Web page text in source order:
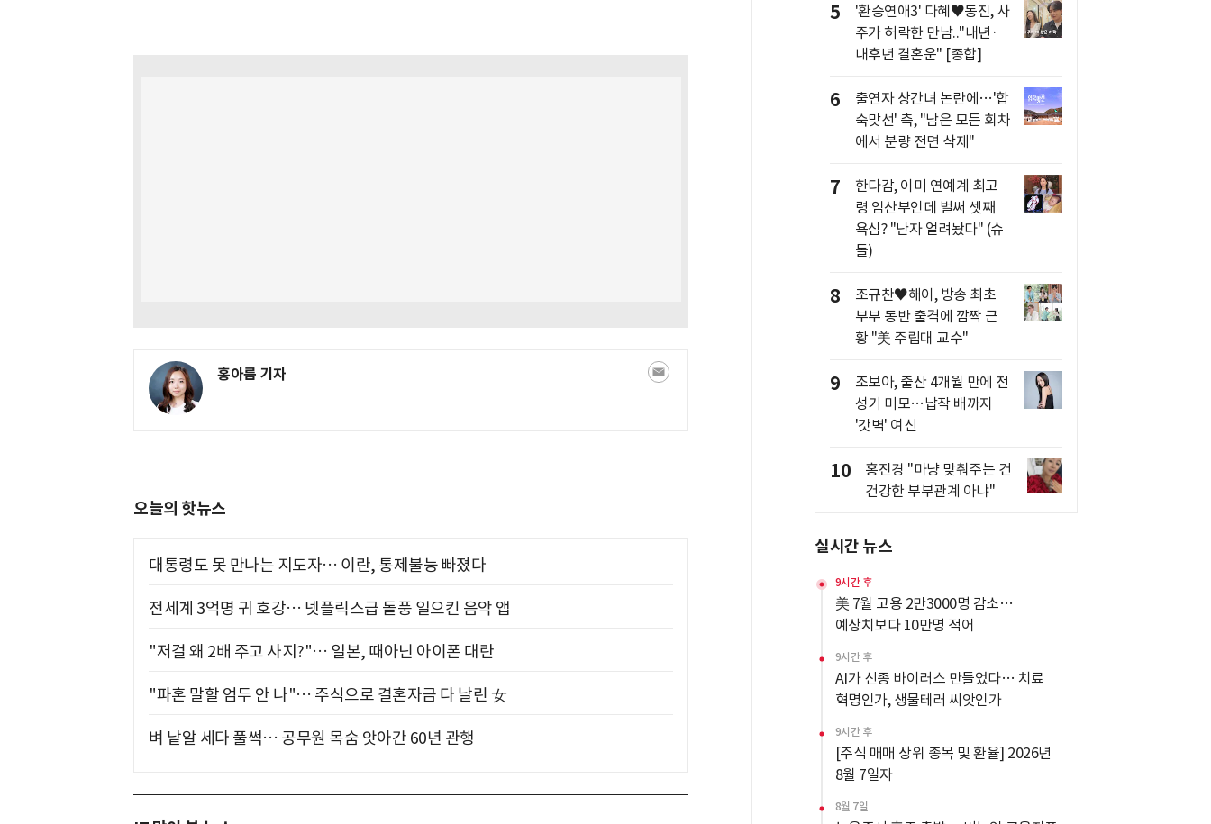
홍아름 기자
오늘의 핫뉴스
대통령도 못 만나는 지도자… 이란, 통제불능 빠졌다
전세계 3억명 귀 호강… 넷플릭스급 돌풍 일으킨 음악 앱
"저걸 왜 2배 주고 사지?"… 일본, 때아닌 아이폰 대란
"파혼 말할 엄두 안 나"… 주식으로 결혼자금 다 날린 女
벼 낱알 세다 풀썩… 공무원 목숨 앗아간 60년 관행
5
'환승연애3' 다혜♥동진, 사
주가 허락한 만남.."내년·
내후년 결혼운" [종합]
6
출연자 상간녀 논란에…'합
숙맞선' 측, "남은 모든 회차
에서 분량 전면 삭제"
7
한다감, 이미 연예계 최고
령 임산부인데 벌써 셋째
욕심? "난자 얼려놨다" (슈
돌)
8
조규찬♥해이, 방송 최초
부부 동반 출격에 깜짝 근
황 "美 주립대 교수"
9
조보아, 출산 4개월 만에 전
성기 미모…납작 배까지
'갓벽' 여신
10
홍진경 "마냥 맞춰주는 건
건강한 부부관계 아냐"
실시간 뉴스
9시간 후
美 7월 고용 2만3000명 감소…
예상치보다 10만명 적어
9시간 후
AI가 신종 바이러스 만들었다… 치료
혁명인가, 생물테러 씨앗인가
9시간 후
[주식 매매 상위 종목 및 환율] 2026년
8월 7일자
8월 7일